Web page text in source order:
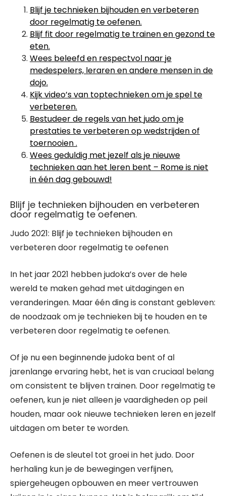
Blijf je technieken bijhouden en verbeteren
door regelmatig te oefenen.
Blijf fit door regelmatig te trainen en gezond te
eten.
Wees beleefd en respectvol naar je
medespelers, leraren en andere mensen in de
dojo.
Kijk video’s van toptechnieken om je spel te
verbeteren.
Bestudeer de regels van het judo om je
prestaties te verbeteren op wedstrijden of
toernooien .
Wees geduldig met jezelf als je nieuwe
technieken aan het leren bent – Rome is niet
in één dag gebouwd!
Blijf je technieken bijhouden en verbeteren
door regelmatig te oefenen.
Judo 2021: Blijf je technieken bijhouden en
verbeteren door regelmatig te oefenen
In het jaar 2021 hebben judoka’s over de hele
wereld te maken gehad met uitdagingen en
veranderingen. Maar één ding is constant gebleven:
de noodzaak om je technieken bij te houden en te
verbeteren door regelmatig te oefenen.
Of je nu een beginnende judoka bent of al
jarenlange ervaring hebt, het is van cruciaal belang
om consistent te blijven trainen. Door regelmatig te
oefenen, kun je niet alleen je vaardigheden op peil
houden, maar ook nieuwe technieken leren en jezelf
uitdagen om beter te worden.
Oefenen is de sleutel tot groei in het judo. Door
herhaling kun je de bewegingen verfijnen,
spiergeheugen opbouwen en meer vertrouwen